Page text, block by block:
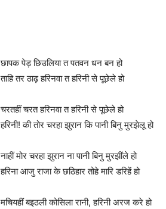
छापक पेड़ छिउलिया त पतवन धन बन हो
ताहि तर ठाढ़ हरिनवा त हरिनी से पूछेले हो
चरतहीं चरत हरिनवा त हरिनी से पूछेले हो
हरिनी! की तोर चरहा झुरान कि पानी बिनु मुरझेलू हो
नाहीं मोर चरहा झुरान ना पानी बिनु मुरझींले हो
हरिना आजु राजा के छठिहार तोहे मारि डरिहें हो
मचियहीं बइठली कोसिला रानी, हरिनी अरज करे हो